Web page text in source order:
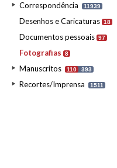
Correspondência 11939
Desenhos e Caricaturas 18
Documentos pessoais 97
Fotografias 8
Manuscritos 110 393
Recortes/Imprensa 1511